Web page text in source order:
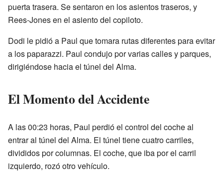
puerta trasera. Se sentaron en los asientos traseros, y
Rees-Jones en el asiento del copiloto.
Dodi le pidió a Paul que tomara rutas diferentes para evitar
a los paparazzi. Paul condujo por varias calles y parques,
dirigiéndose hacia el túnel del Alma.
El Momento del Accidente
A las 00:23 horas, Paul perdió el control del coche al
entrar al túnel del Alma. El túnel tiene cuatro carriles,
divididos por columnas. El coche, que iba por el carril
izquierdo, rozó otro vehículo.